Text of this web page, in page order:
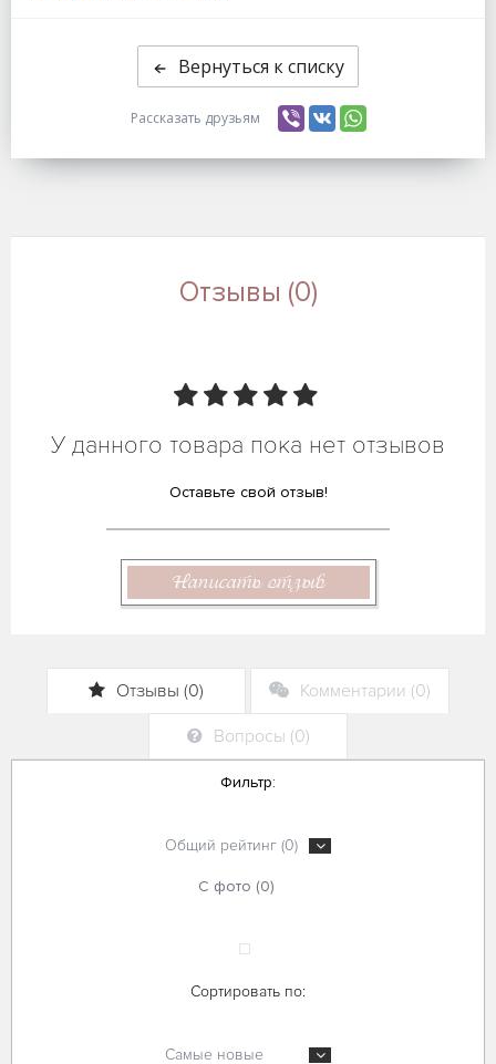
Вернуться к списку
Рассказать друзьям
Отзывы (0)
У данного товара пока нет отзывов
Оставьте свой отзыв!
Написать отзыв
Отзывы (0) Комментарии (0)
Вопросы (0)
Фильтр:
Общий рейтинг (0)
С фото (0)
Сортировать по:
Самые новые